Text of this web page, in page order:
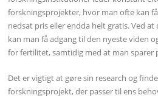
forskningsprojekter, hvor man ofte kan
nedsat pris eller endda helt gratis. Ved
kan man få adgang til den nyeste viden
for fertilitet, samtidig med at man sparer
Det er vigtigt at gøre sin research og
forskningsprojekt, der passer til ens